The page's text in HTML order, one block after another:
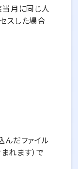
月に同じ人
スした場合
だファイル
れます）で